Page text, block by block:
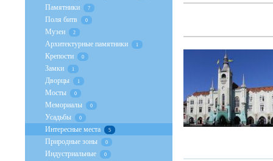
Памятники 7
Поля битв 0
Музеи 2
Архитектурные памятники 1
Крепости 0
Замки 1
Дворцы 1
Мосты 0
Мемориалы 0
Усадьбы 0
Интересные места 5
Природные зоны 0
Индустриальные 0